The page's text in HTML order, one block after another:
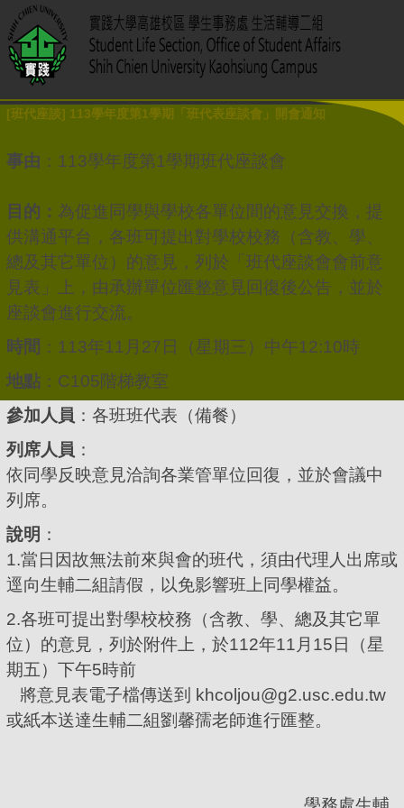
[班代座談] 113學年度第1學期「班代表座談會」開會通知
事由 ：113學年度第1學期班代座談會
目的： 為促進同學與學校各單位間的意見交換，提
供溝通平台， 各班可提出對學校校務（含教、學、
總及其它單位）的意見，列於「班代座談會會前意
見表」上，由承辦單位匯整意見回復後公告，並於
座談會進行交流。
時間 ：113年11月27日（星期三）中午12:10時
地點 ：C105階梯教室
參加人員 ：各班班代表（備餐）
列席人員 ：
依同學反映意見洽詢各業管單位回復，並於會議中
列席。
說明 ：
1.當日因故無法前來與會的班代，須由代理人出席或
逕向生輔二組請假，以免影響班上同學權益。
2.各班可提出對學校校務（含教、學、總及其它單
位）的意見，列於附件上，於112年11月15日（星
期五）下午5時前
將意見表電子檔傳送到 khcoljou@g2.usc.edu.tw
或紙本送達生輔二組劉馨孺老師進行匯整。